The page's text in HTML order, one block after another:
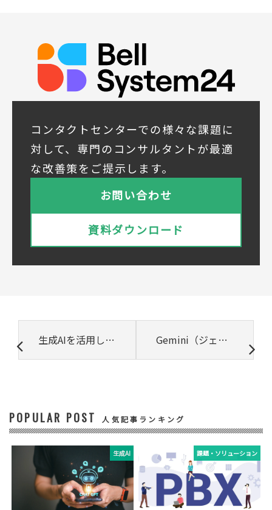
◆取得する個人データの項目
所属組織名（会社名・団体名等）、氏名、部
署、役職、業種、ご住所、電話番号、E-Mail
アドレス
当社は下記会社との間で、お客様の個人情報
を次のとおり共同して利用いたします。
① 共同利用する者の範囲
株式会社ベルシステム24ホールディングス
株式会社ベルシステム24ホールディングスの
プライバシーポリシーはこちらをご覧ください
株式会社ベルシステム24
株式会社ベルシステム24のプライバシーポリ
シーはこちらをご覧ください
③ 共同して利用する者の利用目的
応するため
④ 個人データの管理について責任を有する者
リードプラス株式会社
⑤ 取得方法
当社ウェブサイトへの入力
◆個人情報の外部委託
コンタクトセンターでの様々な課題に
対して、専門のコンサルタントが最適
な改善策をご提示します。
お問い合わせ
資料ダウンロード
生成AIを活用したプロダクト開発 Gemini（ジェミニ）とは？モデル別の特徴や料金について解説【2025年最新版：Gemini 3 Pro対応】
POPULAR POST 人気記事ランキング
生成AI 課題・ソリューション